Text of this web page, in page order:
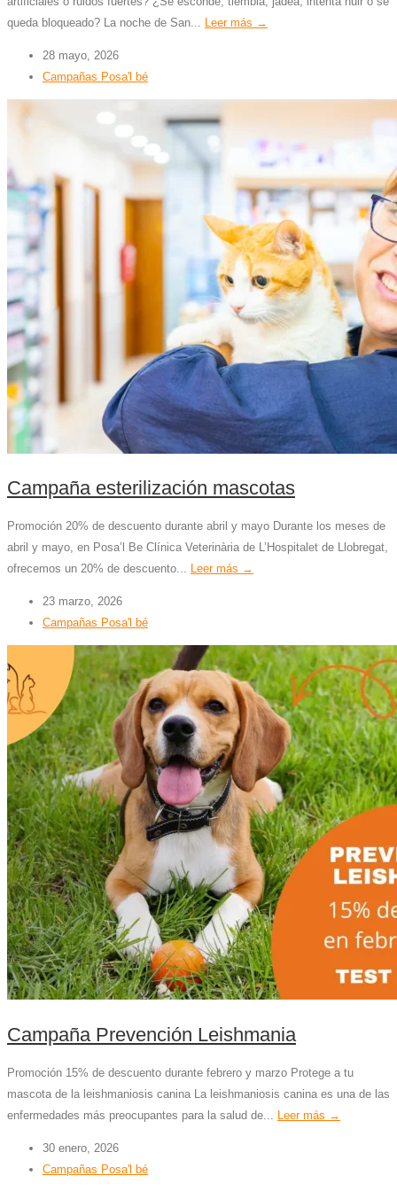
queda bloqueado? La noche de San...
Leer más →
28 mayo, 2026
Campañas Posa'l bé
Campaña esterilización mascotas
Promoción 20% de descuento durante abril y mayo Durante los meses de
abril y mayo, en Posa’l Be Clínica Veterinària de L’Hospitalet de Llobregat,
ofrecemos un 20% de descuento... Leer más →
23 marzo, 2026
Campañas Posa'l bé
Campaña Prevención Leishmania
Promoción 15% de descuento durante febrero y marzo Protege a tu
mascota de la leishmaniosis canina La leishmaniosis canina es una de las
enfermedades más preocupantes para la salud de...
Leer más →
30 enero, 2026
Campañas Posa'l bé